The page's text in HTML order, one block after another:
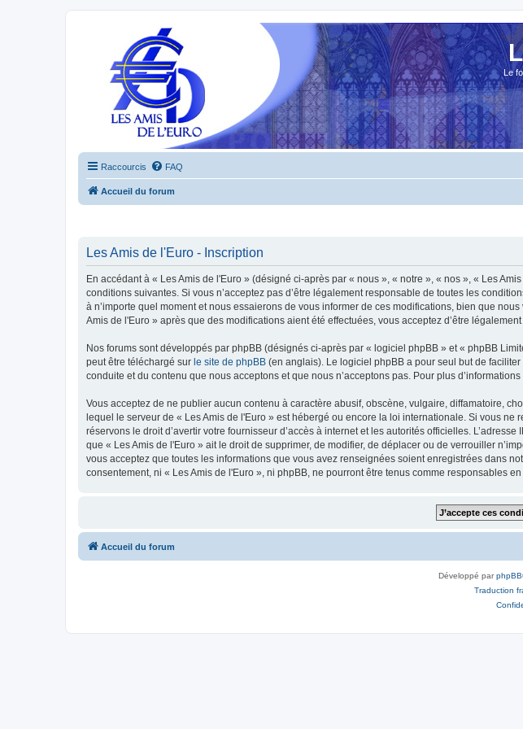
Le
Raccourcis FAQ
Accueil du forum
Les Amis de l'Euro - Inscription
En accédant à « Les Amis de l'Euro » (désigné ci-après par « nous », « notre », « nos », « Les
conditions suivantes. Si vous n’acceptez pas d’être légalement responsable de toutes les
à n’importe quel moment et nous essaierons de vous informer de ces modifications, bien que
Amis de l'Euro » après que des modifications aient été effectuées, vous acceptez d’être
Nos forums sont développés par phpBB (désignés ci-après par « logiciel phpBB » et « phpBB
peut être téléchargé sur le site de phpBB (en anglais). Le logiciel phpBB a pour seul but de
conduite et du contenu que nous acceptons et que nous n’acceptons pas. Pour plus
Vous acceptez de ne publier aucun contenu à caractère abusif, obscène, vulgaire, diffamatoire,
lequel le serveur de « Les Amis de l'Euro » est hébergé ou encore la loi internationale. Si vous
réservons le droit d’avertir votre fournisseur d’accès à internet et les autorités officielles.
que « Les Amis de l'Euro » ait le droit de supprimer, de modifier, de déplacer ou de verrouiller
vous acceptez que toutes les informations que vous avez renseignées soient enregistrées dans
consentement, ni « Les Amis de l'Euro », ni phpBB, ne pourront être tenus comme responsables
Accueil du forum
Développé parphpBB
Traduction